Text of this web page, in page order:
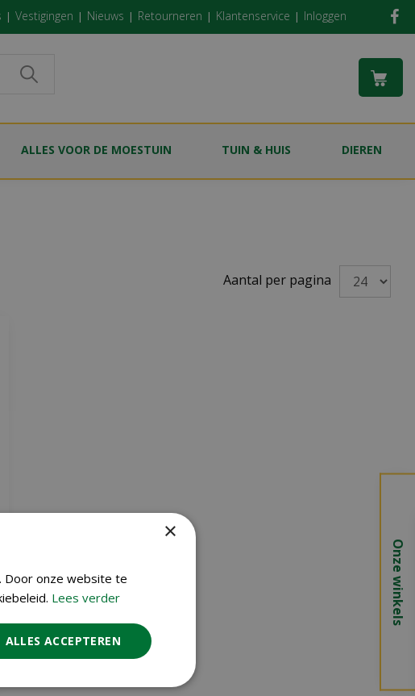
Vestigingen Nieuws Retourneren Klantenservice Inloggen
ALLES VOOR DE MOESTUIN TUIN & HUIS DIEREN
Aantal per pagina
Onze winkels
×
Door onze website te
Lees verder
ALLES ACCEPTEREN